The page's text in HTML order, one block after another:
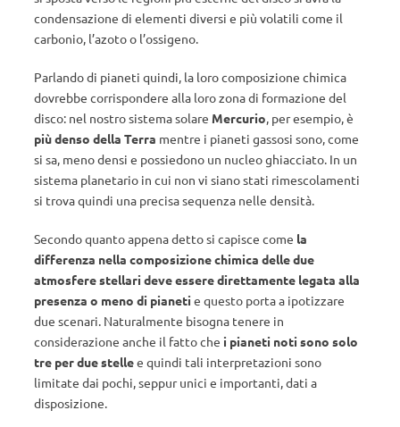
condensazione di elementi diversi e più volatili come il
carbonio, l’azoto o l’ossigeno.
Parlando di pianeti quindi, la loro composizione chimica
dovrebbe corrispondere alla loro zona di formazione del
disco: nel nostro sistema solare Mercurio, per esempio, è
più denso della Terra mentre i pianeti gassosi sono, come
si sa, meno densi e possiedono un nucleo ghiacciato. In un
sistema planetario in cui non vi siano stati rimescolamenti
si trova quindi una precisa sequenza nelle densità.
Secondo quanto appena detto si capisce come la
differenza nella composizione chimica delle due
atmosfere stellari deve essere direttamente legata alla
presenza o meno di pianeti e questo porta a ipotizzare
due scenari. Naturalmente bisogna tenere in
considerazione anche il fatto che i pianeti noti sono solo
tre per due stellee quindi tali interpretazioni sono
limitate dai pochi, seppur unici e importanti, dati a
disposizione.